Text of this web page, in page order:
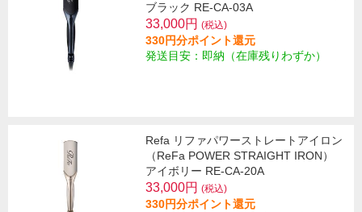
ブラック RE-CA-03A
33,000円 (税込)
330円分ポイント還元
発送目安：即納（在庫残りわずか）
Refa リファパワーストレートアイロン
（ReFa POWER STRAIGHT IRON）
アイボリー RE-CA-20A
33,000円 (税込)
330円分ポイント還元